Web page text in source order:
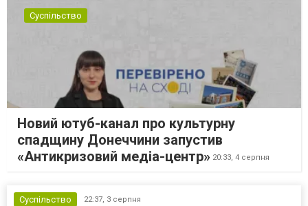
Суспільство
Новий ютуб-канал про культурну
спадщину Донеччини запустив
«Антикризовий медіа-центр» 20:33, 4 серпня
Суспільство 22:37, 3 серпня